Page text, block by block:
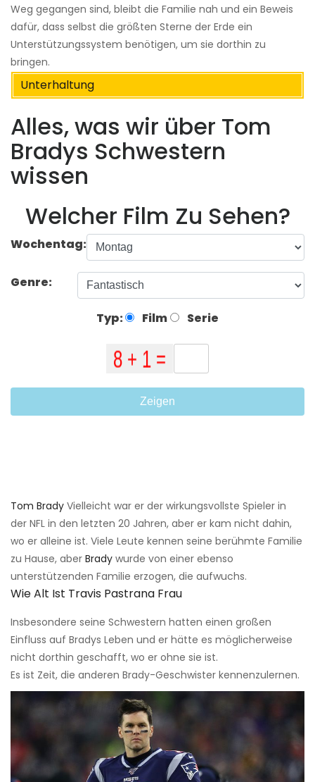
Weg gegangen sind, bleibt die Familie nah und ein Beweis
dafür, dass selbst die größten Sterne der Erde ein
Unterstützungssystem benötigen, um sie dorthin zu
bringen.
Unterhaltung
Alles, was wir über Tom
Bradys Schwestern
wissen
Welcher Film Zu Sehen?
Wochentag:
Genre:
Typ: Film Serie
Zeigen
Tom Brady Vielleicht war er der wirkungsvollste Spieler in
der NFL in den letzten 20 Jahren, aber er kam nicht dahin,
wo er alleine ist. Viele Leute kennen seine berühmte Familie
zu Hause, aber Brady wurde von einer ebenso
unterstützenden Familie erzogen, die aufwuchs.
Wie Alt Ist Travis Pastrana Frau
Insbesondere seine Schwestern hatten einen großen
Einfluss auf Bradys Leben und er hätte es möglicherweise
nicht dorthin geschafft, wo er ohne sie ist.
Es ist Zeit, die anderen Brady-Geschwister kennenzulernen.